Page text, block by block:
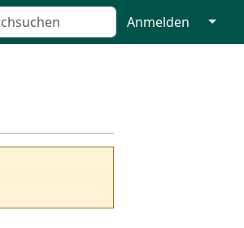
Anmelden ↓